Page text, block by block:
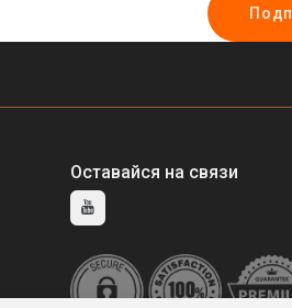
Оставайся на связи